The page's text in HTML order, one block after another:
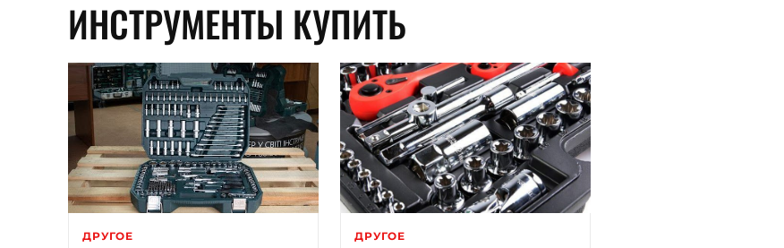
ИНСТРУМЕНТЫ КУПИТЬ
ДРУГОЕ ДРУГОЕ